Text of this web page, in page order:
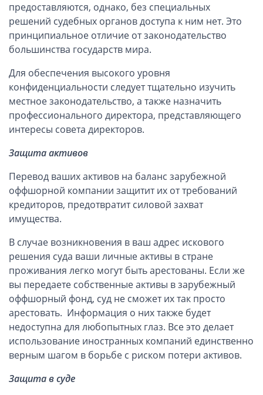
предоставляются, однако, без специальных
решений судебных органов доступа к ним нет. Это
принципиальное отличие от законодательство
большинства государств мира.
Для обеспечения высокого уровня
конфиденциальности следует тщательно изучить
местное законодательство, а также назначить
профессионального директора, представляющего
интересы совета директоров.
Защита активов
Перевод ваших активов на баланс зарубежной
оффшорной компании защитит их от требований
кредиторов, предотвратит силовой захват
имущества.
В случае возникновения в ваш адрес искового
решения суда ваши личные активы в стране
проживания легко могут быть арестованы. Если же
вы передаете собственные активы в зарубежный
оффшорный фонд, суд не сможет их так просто
арестовать. Информация о них также будет
недоступна для любопытных глаз. Все это делает
использование иностранных компаний единственно
верным шагом в борьбе с риском потери активов.
Защита в суде